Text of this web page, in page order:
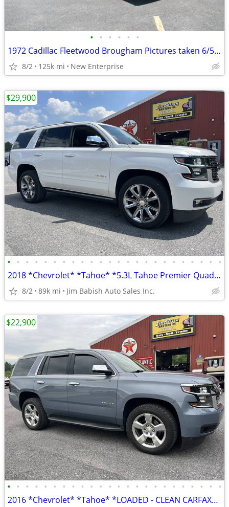
• • • • • •
1972 Cadillac Fleetwood Brougham Pictures taken 6/5/26
8/2 125k mi New Enterprise
• • • • • • • • • • • • • • • • • • • • • • • •
2018 *Chevrolet* *Tahoe* *5.3L Tahoe Premier Quad seats
8/2 89k mi Jim Babish Auto Sales Inc.
$29,900
• • • • • • • • • • • • • • • • • • • • • • • •
2016 *Chevrolet* *Tahoe* *LOADED - CLEAN CARFAX* BLU
$22,900